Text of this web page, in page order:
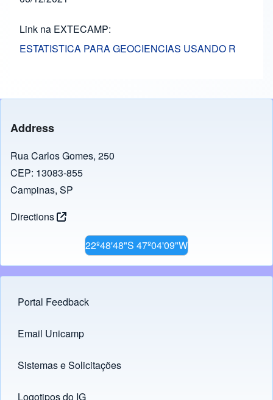
Link na EXTECAMP
ESTATISTICA PARA GEOCIENCIAS USANDO R
Address
Rua Carlos Gomes, 250
CEP: 13083-855
Campinas, SP
Directions
22º48'48"S 47º04'09"W
Footer menu
Portal Feedback
Links
Email Unicamp
(opens in new tab)
Sistemas e Solicitações
(opens in new tab)
Logotipos do IG
(opens in new tab)